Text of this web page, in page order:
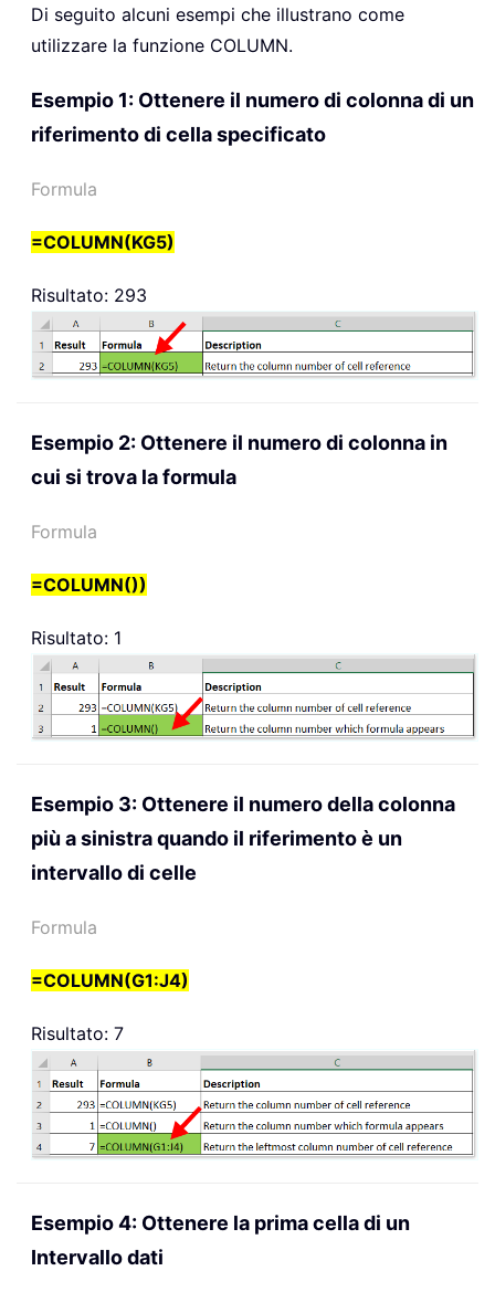
Di seguito alcuni esempi che illustrano come
utilizzare la funzione COLUMN.
Esempio 1: Ottenere il numero di colonna di un
riferimento di cella specificato
Formula
=COLUMN(KG5)
Risultato: 293
Esempio 2: Ottenere il numero di colonna in
cui si trova la formula
Formula
=COLUMN())
Risultato: 1
Esempio 3: Ottenere il numero della colonna
più a sinistra quando il riferimento è un
intervallo di celle
Formula
=COLUMN(G1:J4)
Risultato: 7
Esempio 4: Ottenere la prima cella di un
Intervallo dati